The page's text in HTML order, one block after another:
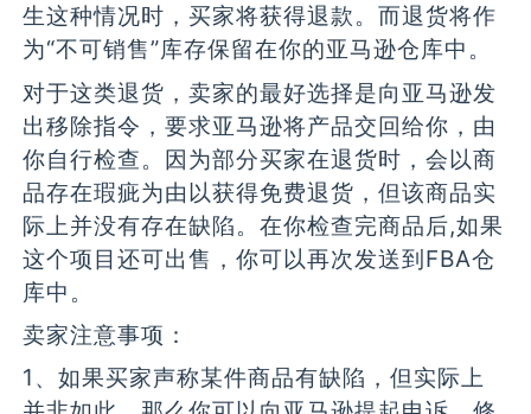
生这种情况时，买家将获得退款。而退货将作
为“不可销售”库存保留在你的亚马逊仓库中。
对于这类退货，卖家的最好选择是向亚马逊发
出移除指令，要求亚马逊将产品交回给你，由
你自行检查。因为部分买家在退货时，会以商
品存在瑕疵为由以获得免费退货，但该商品实
际上并没有存在缺陷。在你检查完商品后,如果
这个项目还可出售，你可以再次发送到FBA仓
库中。
卖家注意事项：
1、如果买家声称某件商品有缺陷，但实际上